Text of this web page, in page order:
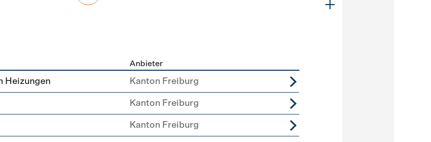
Anbieter
Heizungen Kanton Freiburg
Kanton Freiburg
Kanton Freiburg